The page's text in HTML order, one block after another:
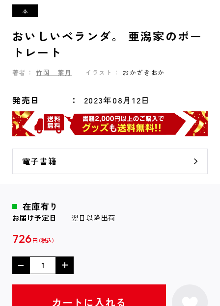
おいしいベランダ。 亜潟家のポー
トレート
著者： 竹岡 葉月 イラスト： おかざきおか
発売日 2023年08月12日
電子書籍
在庫有り
お届け予定日 翌日以降出荷
726 円